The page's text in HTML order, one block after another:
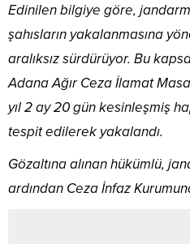
Edinilen bilgiye göre,
şahısların yakalanmasına
aralıksız sürdürüyor. Bu
Adana Ağır Ceza İlamat
yıl 2 ay 20 gün kesinleşmiş
tespit edilerek yakalandı.
Gözaltına alınan hükümlü,
ardından Ceza İnfaz